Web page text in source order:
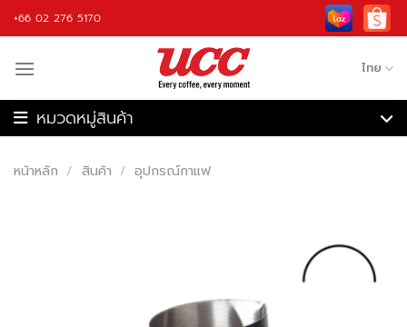
Skip
to
+66 02 276 5170
ไทย
เครื่องชงกาแฟอัตโนมัติ
หน้าหลัก / สินค้า / อุปกรณ์กาแฟ